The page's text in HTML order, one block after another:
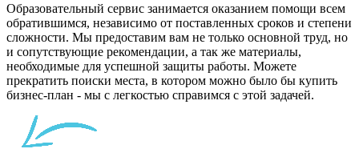
Образовательный сервис занимается оказанием помощи всем
обратившимся, независимо от поставленных сроков и степени
сложности. Мы предоставим вам не только основной труд, но
и сопутствующие рекомендации, а так же материалы,
необходимые для успешной защиты работы. Можете
прекратить поиски места, в котором можно было бы купить
бизнес-план - мы с легкостью справимся с этой задачей.